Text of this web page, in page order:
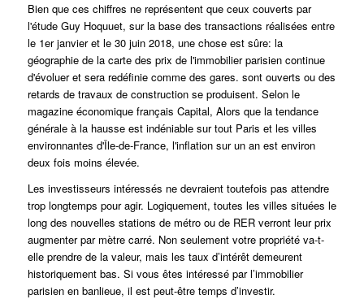
Bien que ces chiffres ne représentent que ceux couverts par
l'étude Guy Hoquuet, sur la base des transactions réalisées entre
le 1er janvier et le 30 juin 2018, une chose est sûre: la
géographie de la carte des prix de l'immobilier parisien continue
d'évoluer et sera redéfinie comme des gares. sont ouverts ou des
retards de travaux de construction se produisent. Selon le
magazine économique français Capital, Alors que la tendance
générale à la hausse est indéniable sur tout Paris et les villes
environnantes d'Île-de-France, l'inflation sur un an est environ
deux fois moins élevée.
Les investisseurs intéressés ne devraient toutefois pas attendre
trop longtemps pour agir. Logiquement, toutes les villes situées le
long des nouvelles stations de métro ou de RER verront leur prix
augmenter par mètre carré. Non seulement votre propriété va-t-
elle prendre de la valeur, mais les taux d’intérêt demeurent
historiquement bas. Si vous êtes intéressé par l’immobilier
parisien en banlieue, il est peut-être temps d’investir.